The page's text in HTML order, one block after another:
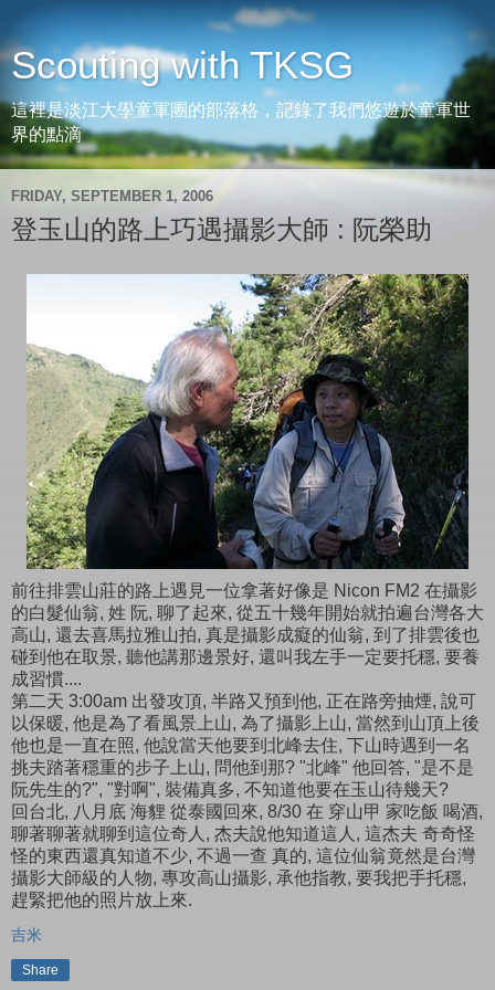
Scouting with TKSG
這裡是淡江大學童軍團的部落格，記錄了我們悠遊於童軍世
界的點滴
FRIDAY, SEPTEMBER 1, 2006
登玉山的路上巧遇攝影大師 : 阮榮助
前往排雲山莊的路上遇見一位拿著好像是 Nicon FM2 在攝影
的白髮仙翁, 姓 阮, 聊了起來, 從五十幾年開始就拍遍台灣各大
高山, 還去喜馬拉雅山拍, 真是攝影成癡的仙翁, 到了排雲後也
碰到他在取景, 聽他講那邊景好, 還叫我左手一定要托穩, 要養
成習慣....
第二天 3:00am 出發攻頂, 半路又預到他, 正在路旁抽煙, 說可
以保暖, 他是為了看風景上山, 為了攝影上山, 當然到山頂上後
他也是一直在照, 他說當天他要到北峰去住, 下山時遇到一名
挑夫踏著穩重的步子上山, 問他到那? "北峰" 他回答, "是不是
阮先生的?", "對啊", 裝備真多, 不知道他要在玉山待幾天?
回台北, 八月底 海貍 從泰國回來, 8/30 在 穿山甲 家吃飯 喝酒,
聊著聊著就聊到這位奇人, 杰夫說他知道這人, 這杰夫 奇奇怪
怪的東西還真知道不少, 不過一查 真的, 這位仙翁竟然是台灣
攝影大師級的人物, 專攻高山攝影, 承他指教, 要我把手托穩,
趕緊把他的照片放上來.
吉米
Share